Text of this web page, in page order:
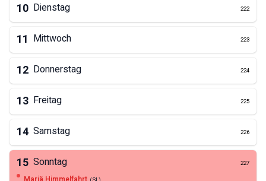
10 Dienstag 222
11 Mittwoch 223
12 Donnerstag 224
13 Freitag 225
14 Samstag 226
15 Sonntag 227